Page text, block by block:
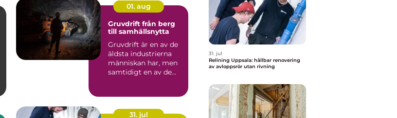
01. aug
Gruvdrift från berg
till samhällsnytta
Gruvdrift är en av de
äldsta industrierna
människan har, men
samtidigt en av de
31. jul
31. jul
Relining Uppsala: hållbar renovering
av avloppsrör utan rivning